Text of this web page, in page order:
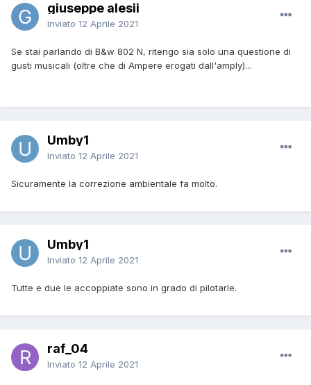
giuseppe alesii
Inviato 12 Aprile 2021
Se stai parlando di B&w 802 N, ritengo sia solo una questione di
gusti musicali (oltre che di Ampere erogati dall'amply)...
Umby1
Inviato 12 Aprile 2021
Sicuramente la correzione ambientale fa molto.
Umby1
Inviato 12 Aprile 2021
Tutte e due le accoppiate sono in grado di pilotarle.
raf_04
Inviato 12 Aprile 2021